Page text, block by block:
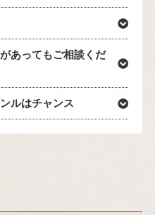
あってもご相談くだ
ルはチャンス